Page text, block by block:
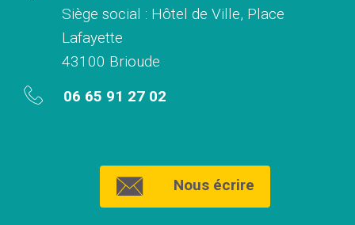
Siège social : Hôtel de Ville, Place
Lafayette
43100 Brioude
06 65 91 27 02
Nous écrire